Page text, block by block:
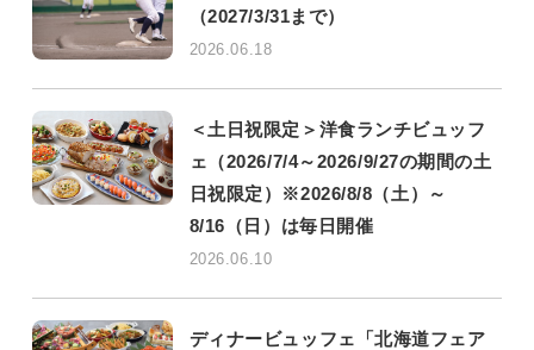
（2027/3/31まで）
2026.06.18
＜土日祝限定＞洋食ランチビュッフ
ェ（2026/7/4～2026/9/27の期間の土
日祝限定）※2026/8/8（土）～
8/16（日）は毎日開催
2026.06.10
ディナービュッフェ「北海道フェア